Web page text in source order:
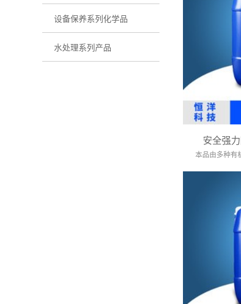
设备保养系列化学品
水处理系列产品
安全强
本品由多种有